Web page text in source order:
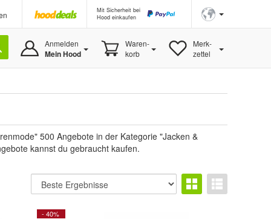
Mit Sicherheit bei
Hood einkaufen
Anmelden
Mein Hood
Waren-
korb
Merk-
zettel
500 Angebote in der Kategorie "Jacken &
kannst du gebraucht kaufen.
- 40%